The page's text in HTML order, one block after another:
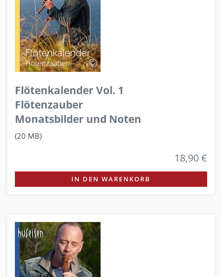
Flötenkalender Vol. 1
Flötenzauber
Monatsbilder und Noten
(20 MB)
18,90 €
IN DEN WARENKORB